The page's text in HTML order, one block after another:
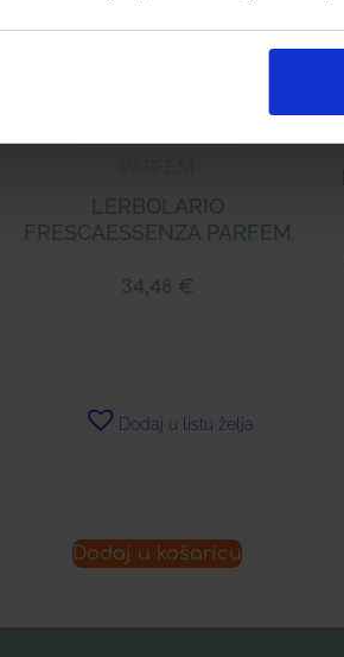
LERBOLARIO
FRESCAESSENZA PARFEM
34,48 €
Dodaj u listu želja
Dodaj u košaricu